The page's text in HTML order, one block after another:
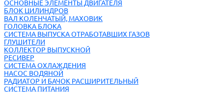
ОСНОВНЫЕ ЭЛЕМЕНТЫ ДВИГАТЕЛЯ
БЛОК ЦИЛИНДРОВ
ВАЛ КОЛЕНЧАТЫЙ, МАХОВИК
ГОЛОВКА БЛОКА
СИСТЕМА ВЫПУСКА ОТРАБОТАВШИХ ГАЗОВ
ГЛУШИТЕЛИ
КОЛЛЕКТОР ВЫПУСКНОЙ
РЕСИВЕР
СИСТЕМА ОХЛАЖДЕНИЯ
НАСОС ВОДЯНОЙ
РАДИАТОР И БАЧОК РАСШИРИТЕЛЬНЫЙ
СИСТЕМА ПИТАНИЯ